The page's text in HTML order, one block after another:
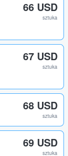
66 USD
sztuka
67 USD
sztuka
68 USD
sztuka
69 USD
sztuka